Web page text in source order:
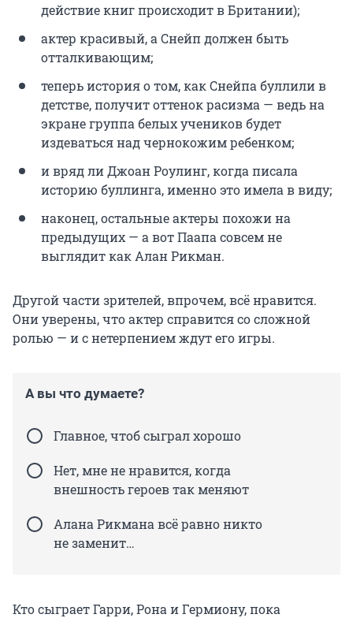
действие книг происходит в Британии);
актер красивый, а Снейп должен быть
отталкивающим;
теперь история о том, как Снейпа буллили в
детстве, получит оттенок расизма — ведь на
экране группа белых учеников будет
издеваться над чернокожим ребенком;
и вряд ли Джоан Роулинг, когда писала
историю буллинга, именно это имела в виду;
наконец, остальные актеры похожи на
предыдущих — а вот Паапа совсем не
выглядит как Алан Рикман.
Другой части зрителей, впрочем, всё нравится.
Они уверены, что актер справится со сложной
ролью — и с нетерпением ждут его игры.
А вы что думаете?
Главное, чтоб сыграл хорошо
Нет, мне не нравится, когда
внешность героев так меняют
Алана Рикмана всё равно никто
не заменит…
Кто сыграет Гарри, Рона и Гермиону, пока